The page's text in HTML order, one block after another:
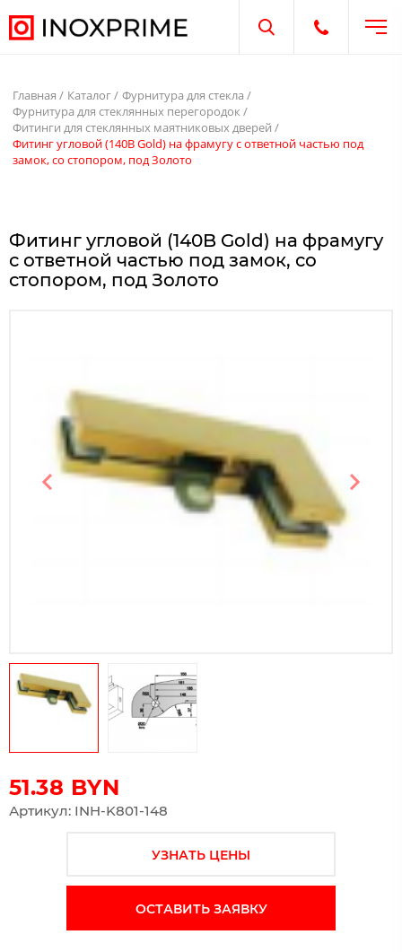
Открыть поиск
Открыть
Главная Каталог
Фурнитура для стекла
Фурнитура для стеклянных перегородок
Фитинги для стеклянных маятниковых дверей
Фитинг угловой (140B Gold) на фрамугу с ответной частью под
замок, со стопором, под Золото
Фитинг угловой (140B Gold) на фрамугу
с ответной частью под замок, со
стопором, под Золото
Предыдущий слайд
51.38 BYN
Артикул: INH-K801-148
УЗНАТЬ ЦЕНЫ
ОСТАВИТЬ ЗАЯВКУ